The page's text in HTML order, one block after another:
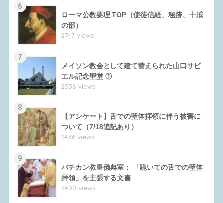
6
ローマ公教要理 TOP（使徒信経、秘跡、十戒
の部）
2747 views
7
メイソン教会として建て替えられた山口サビ
エル記念聖堂 ①
2538 views
8
【アンケート】舌での聖体拝領に伴う被害に
ついて（7/18追記あり）
2436 views
9
バチカン教皇儀典室： 「跪いての舌での聖体
拝領」を主張する文書
2400 views